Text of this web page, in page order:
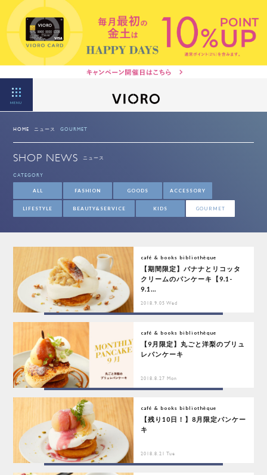
MENU
HOME ニュース GOURMET
SHOP NEWS ニュース
CATEGORY
ALL FASHION GOODS ACCESSORY
LIFESTYLE BEAUTY&SERVICE KIDS GOURMET
café & books bibliothèque
【期間限定】バナナとリコッタ
クリームのパンケーキ【9.1-
9.1...
2018.9.05 Wed
café & books bibliothèque
【9月限定】丸ごと洋梨のブリュ
レパンケーキ
2018.8.27 Mon
café & books bibliothèque
【残り10日！】8月限定パンケー
キ
2018.8.21 Tue